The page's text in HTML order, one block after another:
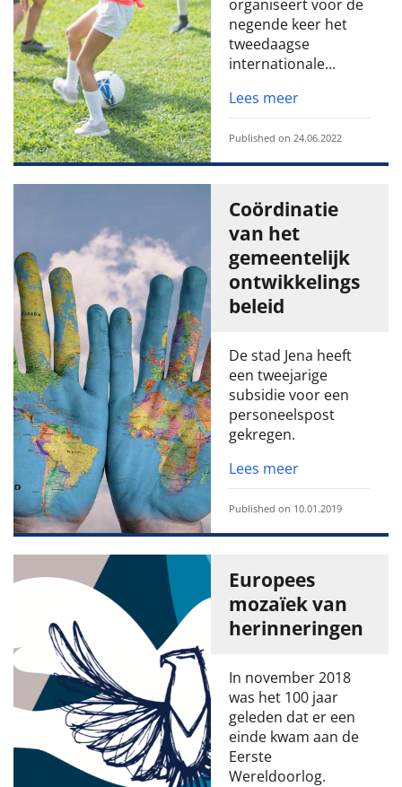
organiseert voor de
negende keer het
tweedaagse
internationale...
Lees meer
Published on 24.06.2022
Coördinatie
van het
gemeentelijk
ontwikkelings
beleid
De stad Jena heeft
een tweejarige
subsidie voor een
personeelspost
gekregen.
Lees meer
Published on 10.01.2019
Europees
mozaïek van
herinneringen
In november 2018
was het 100 jaar
geleden dat er een
einde kwam aan de
Eerste
Wereldoorlog.